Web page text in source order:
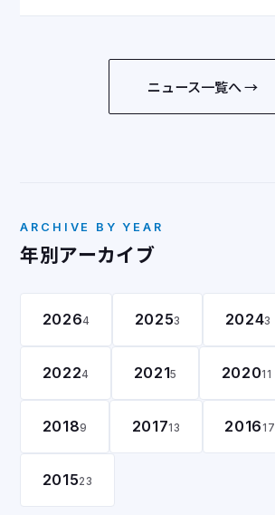
ニュース一覧へ →
ARCHIVE BY YEAR
年別アーカイブ
20264 20253 20243
20224 20215 202011
20189 201713 201617
201523